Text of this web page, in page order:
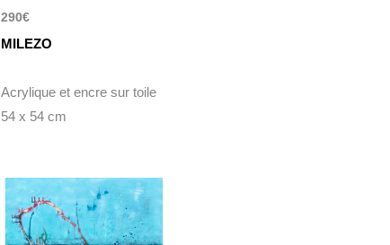
290€
MILEZO
Acrylique et encre sur toile
54 x 54 cm